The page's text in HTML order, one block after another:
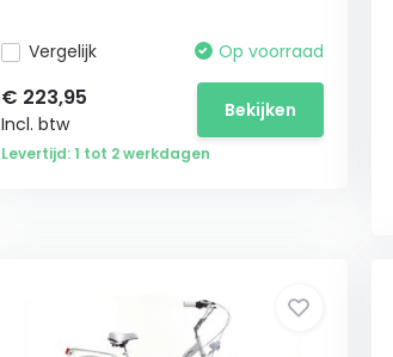
Vergelijk Op voorraad
€ 223,95
Incl. btw
Bekijken
Levertijd: 1 tot 2 werkdagen